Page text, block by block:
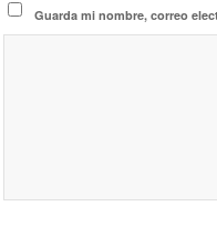
Guarda mi nombre, correo